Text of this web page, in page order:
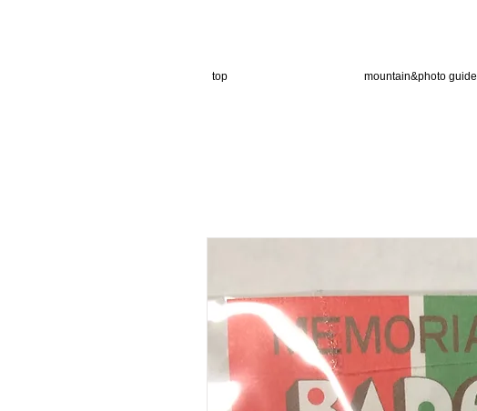
top mountain&photo guide